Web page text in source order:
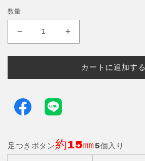
数量
ン
約
5
個
足
5
個
カートに追加する
足つきボタン約15㎜5個入り